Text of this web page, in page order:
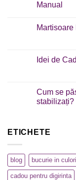
Manual
Idei de
Cum se
stabilizați?
ETICHETE
blog bucurie in culori
cadou pentru digirinta